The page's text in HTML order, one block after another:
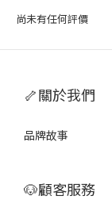
尚未有任何評價
🦴關於我們
品牌故事
🐶顧客服務